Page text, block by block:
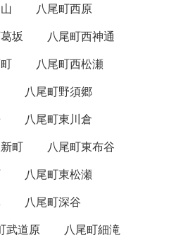
八尾町西原
坂
八尾町西神通
八尾町西松瀬
八尾町野須郷
八尾町東川倉
町
八尾町東布谷
八尾町東松瀬
八尾町深谷
武道原
八尾町細滝